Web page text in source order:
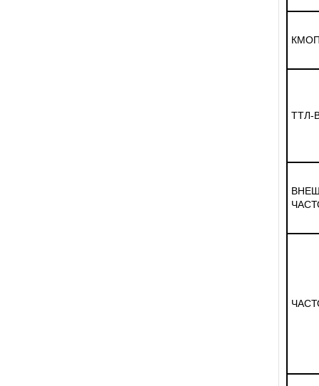
ТТЛ-